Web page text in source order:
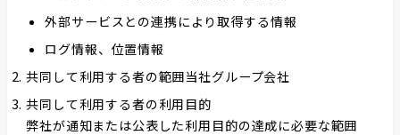
外部サービスとの連携により取得する情報
ログ情報、位置情報
共同して利用する者の範囲当社グループ会社
共同して利用する者の利用目的
弊社が通知または公表した利用目的の達成に必要な範囲